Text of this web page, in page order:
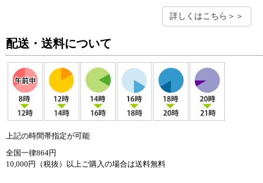
詳しくはこちら＞＞
配送・送料について
上記の時間帯指定が可能
全国一律864円
10,000円（税抜）以上ご購入の場合は送料無料